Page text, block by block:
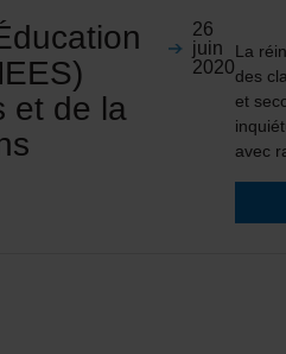
et de la
26
juin
2020
La
des
et
avec